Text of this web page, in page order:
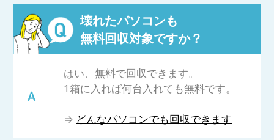
申し込みから回収まで「簡単」3ステップで最短
翌日・年中無休でご利用いただけます。どんな
パソコンでも回収OK、さらに小型家電も一緒に
同梱することができます。
また、パソコン処分・廃棄時に困るデータ消去
も、「安心」サポートしています。データ消去
ソフトの無料提供や、おまかせ安全消去サービ
スをご利用いただきデータ消去証明書も発行で
国の認定を取得しているリネットジャパンで
壊れたパソコンも
無料回収対象ですか？
はい、無料で回収できます。
1箱に入れば何台入れても無料です。
⇒ どんなパソコンでも回収できます